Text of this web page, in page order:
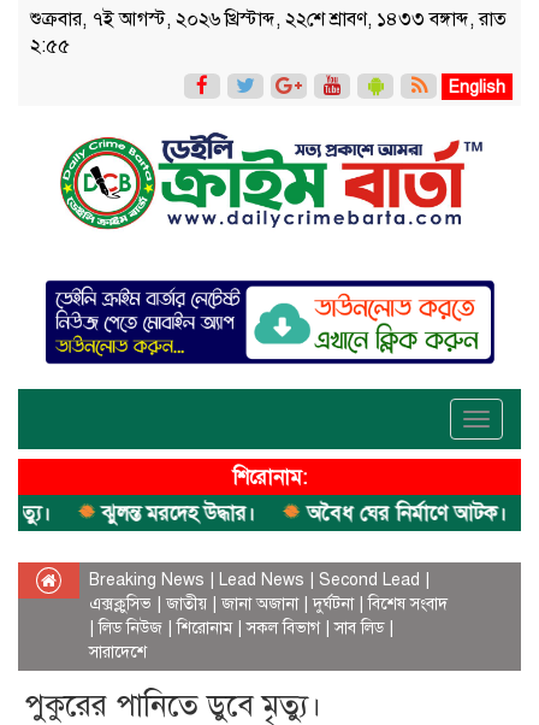
শুক্রবার, ৭ই আগস্ট, ২০২৬ খ্রিস্টাব্দ, ২২শে শ্রাবণ, ১৪৩৩ বঙ্গাব্দ, রাত
২:৫৫
English
Toggle
শিরোনাম:
ঝুলন্ত মরদেহ উদ্ধার। অবৈধ ঘের নির্মাণে আটক।
Breaking News Lead News Second Lead
এক্সক্লুসিভ |জাতীয় |জানা অজানা|দুর্ঘটনা|বিশেষ সংবাদ
|লিড নিউজ |শিরোনাম|সকল বিভাগ|সাব লিড|
সারাদেশে
পুকুরের পানিতে ডুবে মৃত্যু।